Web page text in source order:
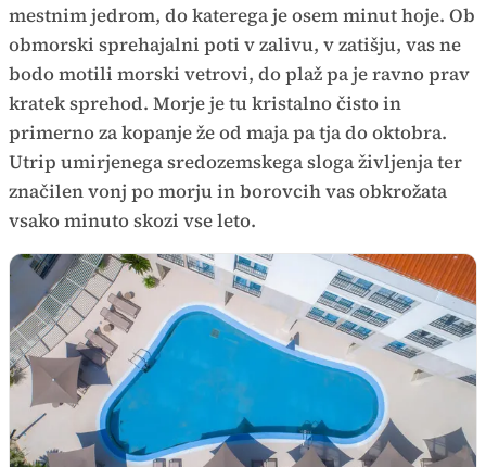
mestnim jedrom, do katerega je osem minut hoje. Ob
obmorski sprehajalni poti v zalivu, v zatišju, vas ne
bodo motili morski vetrovi, do plaž pa je ravno prav
kratek sprehod. Morje je tu kristalno čisto in
primerno za kopanje že od maja pa tja do oktobra.
Utrip umirjenega sredozemskega sloga življenja ter
značilen vonj po morju in borovcih vas obkrožata
vsako minuto skozi vse leto.